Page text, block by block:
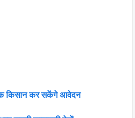
किसान कर सकेंगे आवेदन